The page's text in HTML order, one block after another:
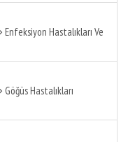
Enfeksiyon Hastalıkları Ve
Göğüs Hastalıkları